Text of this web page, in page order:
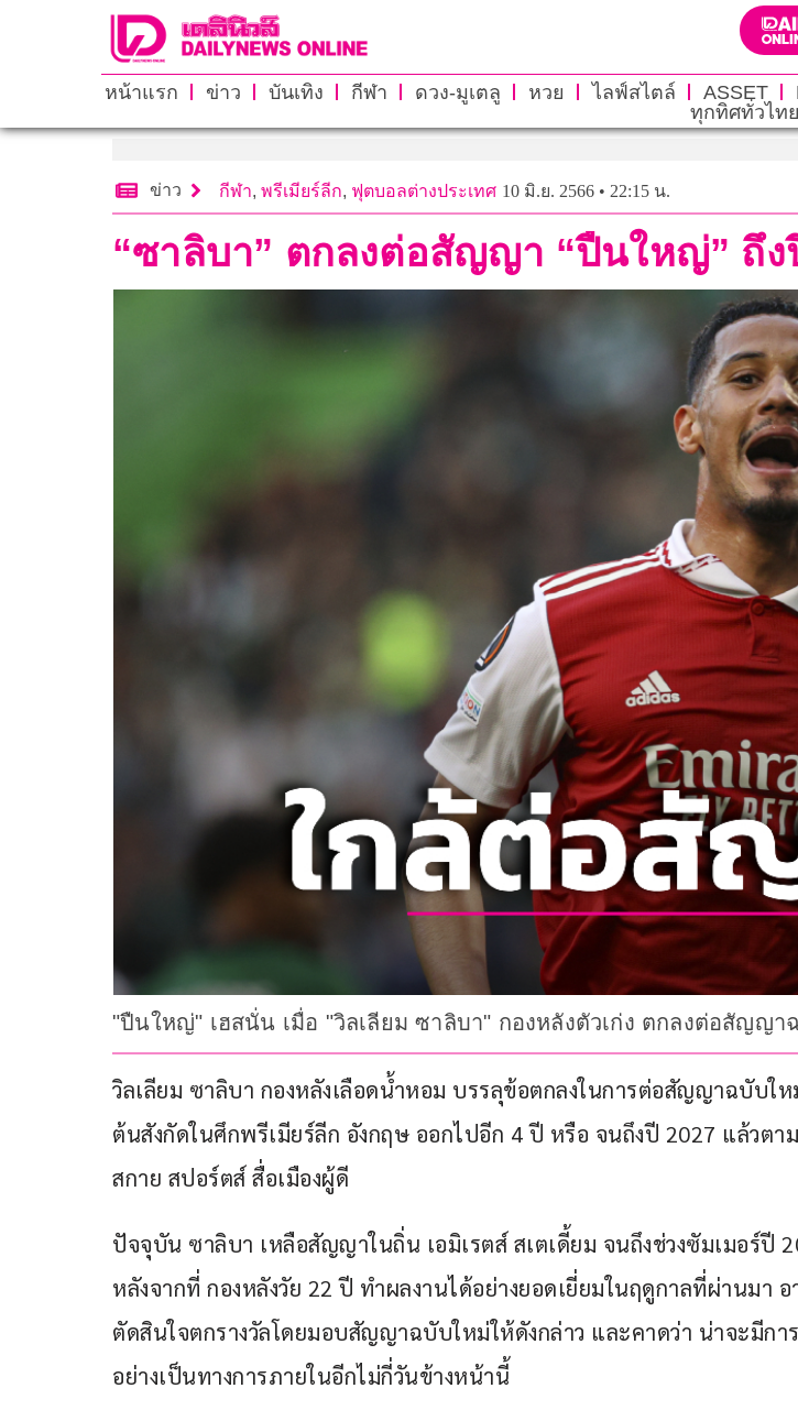
หน้าแรก ข่าว บันเทิง กีฬา ดวง-มูเตลู หวย ไลฟ์สไตล์ ASSET
ทุกทิศทั่วไทย
ข่าว กีฬา, พรีเมียร์ลีก, ฟุตบอลต่างประเทศ 10 มิ.ย. 2566 • 22:15 น.
“ซาลิบา” ตกลงต่อสัญญา “ปืนใหญ่” ถึง
"ปืนใหญ่" เฮสนั่น เมื่อ "วิลเลียม ซาลิบา" กองหลังตัวเก่ง ตกลงต่อสัญญ
วิลเลียม ซาลิบา กองหลังเลือดน้ำหอม บรรลุข้อตกลงในการต่อสัญญาฉบับใ
ต้นสังกัดในศึกพรีเมียร์ลีก อังกฤษ ออกไปอีก 4 ปี หรือ จนถึงปี 2027 แล้วตา
สกาย สปอร์ตส์ สื่อเมืองผู้ดี
ปัจจุบัน ซาลิบา เหลือสัญญาในถิ่น เอมิเรตส์ สเตเดี้ยม จนถึงช่วงซัมเมอร์ปี
หลังจากที่ กองหลังวัย 22 ปี ทำผลงานได้อย่างยอดเยี่ยมในฤดูกาลที่ผ่านมา อ
ตัดสินใจตกรางวัลโดยมอบสัญญาฉบับใหม่ให้ดังกล่าว และคาดว่า น่าจะมีก
อย่างเป็นทางการภายในอีกไม่กี่วันข้างหน้านี้